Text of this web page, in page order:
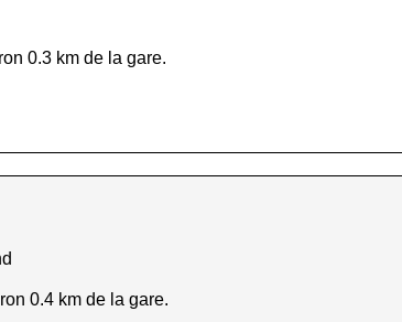
0.3 km de la gare.
0.4 km de la gare.